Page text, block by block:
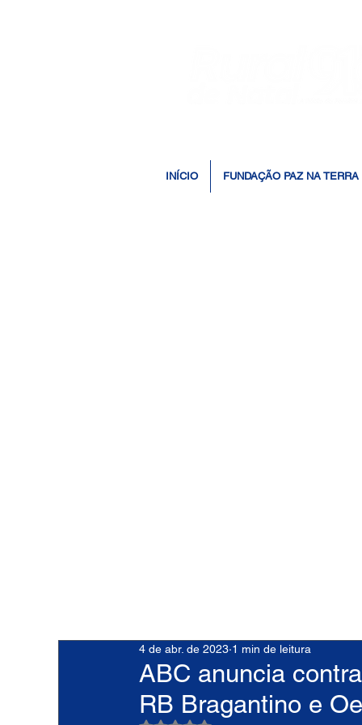
INÍCIO FUNDAÇÃO PAZ NA TERRA
ABC anuncia
RB Bragantino e
4 de abr. de 2023 1 min de leitura